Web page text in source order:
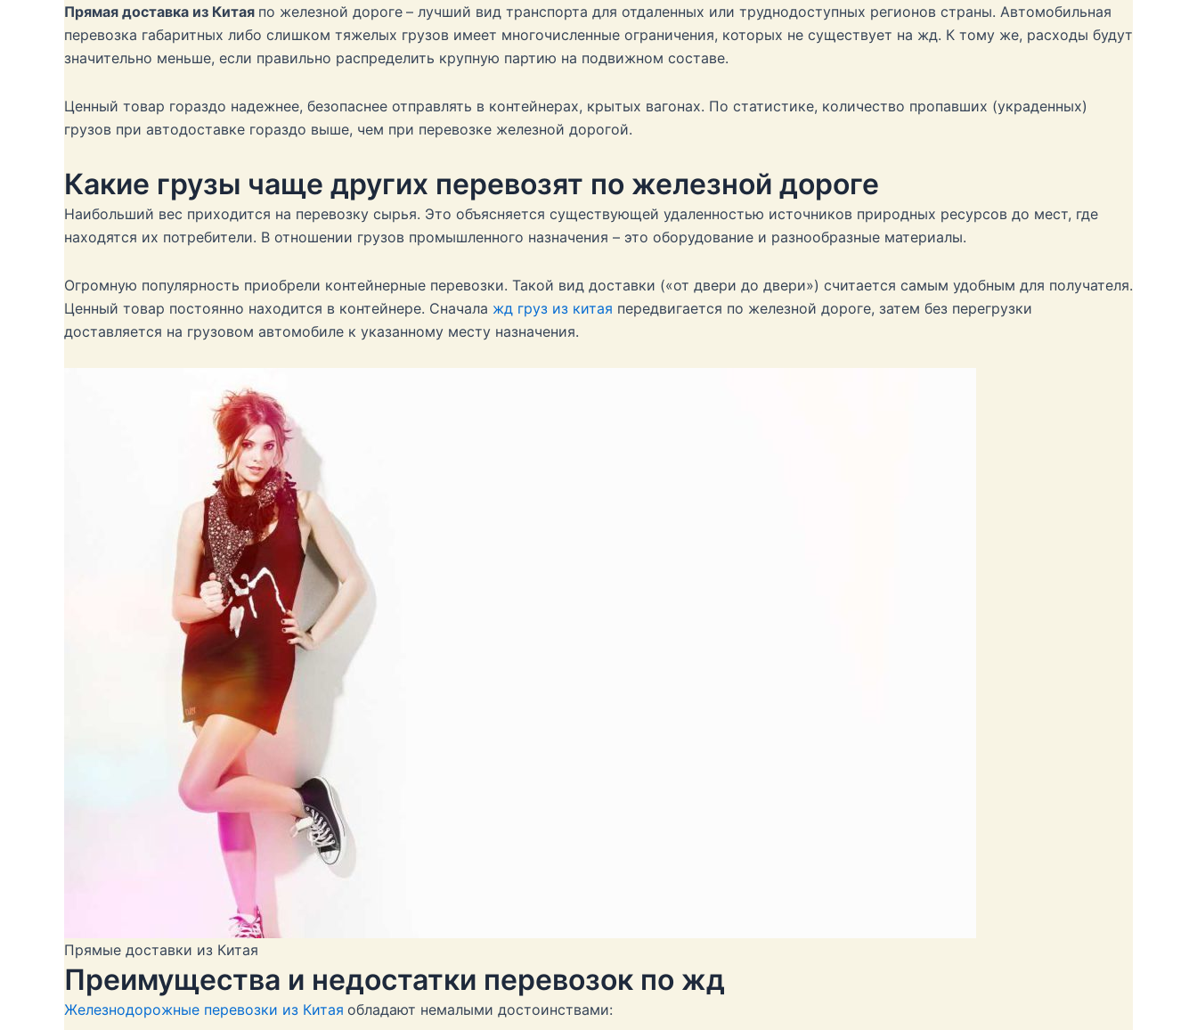
Прямая доставка из Китая по железной дороге – лучший вид транспорта для отдаленных или труднодоступных регионов страны. Автомобильная
перевозка габаритных либо слишком тяжелых грузов имеет многочисленные ограничения, которых не существует на жд. К тому же, расходы будут
значительно меньше, если правильно распределить крупную партию на подвижном составе.
Ценный товар гораздо надежнее, безопаснее отправлять в контейнерах, крытых вагонах. По статистике, количество пропавших (украденных)
грузов при автодоставке гораздо выше, чем при перевозке железной дорогой.
Какие грузы чаще других перевозят по железной дороге
Наибольший вес приходится на перевозку сырья. Это объясняется существующей удаленностью источников природных ресурсов до мест, где
находятся их потребители. В отношении грузов промышленного назначения – это оборудование и разнообразные материалы.
Огромную популярность приобрели контейнерные перевозки. Такой вид доставки («от двери до двери») считается самым удобным для получателя.
Ценный товар постоянно находится в контейнере. Сначала жд груз из китая передвигается по железной дороге, затем без перегрузки
доставляется на грузовом автомобиле к указанному месту назначения.
Прямые доставки из Китая
Преимущества и недостатки перевозок по жд
Железнодорожные перевозки из Китая обладают немалыми достоинствами: